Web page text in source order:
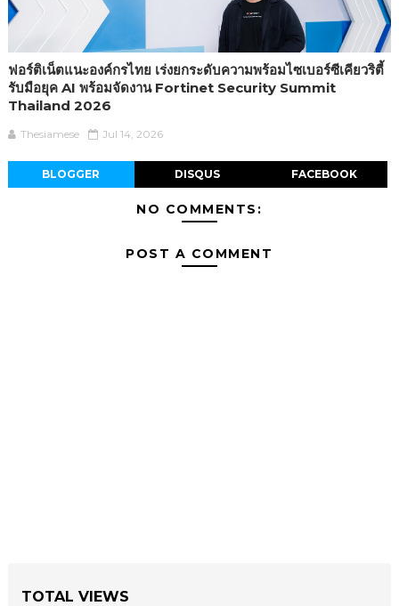
ฟอร์ติเน็ตแนะองค์กรไทย เร่งยกระดับความพร้อมไซเบอร์ซีเคียวริตี้
รับมือยุค AI พร้อมจัดงาน Fortinet Security Summit
Thailand 2026
Thesiamese Jul 14, 2026
BLOGGER DISQUS FACEBOOK
NO COMMENTS:
POST A COMMENT
TOTAL VIEWS